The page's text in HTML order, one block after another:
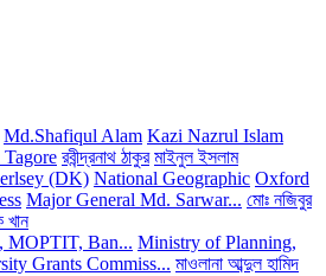
Md.Shafiqul Alam Kazi Nazrul Islam
রবীন্দ্রনাথ ঠাকুর মাইনুল ইসলাম
(DK) National Geographic Oxford
Major General Md. Sarwar... মোঃ নজিবুর
খান
MOPTIT, Ban... Ministry of Planning,
Grants Commiss... মাওলানা আব্দুল হামিদ